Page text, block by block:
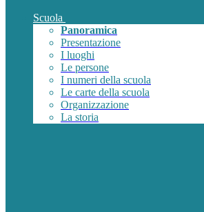
Scuola
Panoramica
Presentazione
I luoghi
Le persone
I numeri della scuola
Le carte della scuola
Organizzazione
La storia